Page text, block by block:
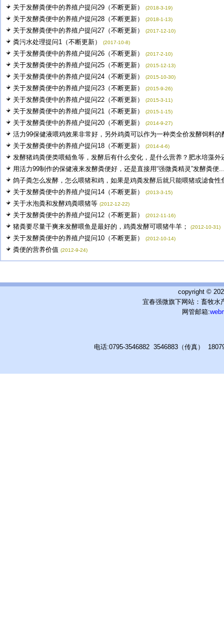
关于发酵粪便中的养殖户提问29（不断更新）
(2018-3-19)
关于发酵粪便中的养殖户提问28（不断更新） (2018-1-13)
关于发酵粪便中的养殖户提问27（不断更新） (2017-12-10)
粪污水处理提问1（不断更新） (2017-10-8)
关于发酵粪便中的养殖户提问26（不断更新） (2017-2-10)
关于发酵粪便中的养殖户提问25（不断更新） (2015-12-13)
关于发酵粪便中的养殖户提问24（不断更新） (2015-10-30)
关于发酵粪便中的养殖户提问23（不断更新） (2015-9-26)
关于发酵粪便中的养殖户提问22（不断更新） (2015-3-11)
关于发酵粪便中的养殖户提问21（不断更新） (2015-1-15)
关于发酵粪便中的养殖户提问20（不断更新） (2014-9-27)
活力99保健液喂鸡效果非常好，另外鸡粪可以作为一种类全价发酵饲料的
关于发酵粪便中的养殖户提问18（不断更新）
(2014-4-6)
发酵猪鸡粪便类喂鲢鱼等，发酵后有什么变化，是什么营养？肥水培藻外
用活力99制作的保健液来发酵粪便好，还是直接用“强微粪精灵”发酵粪便
鸽子粪怎么发酵，怎么喂猪和鸡，如果是鸡粪发酵后就只能喂猪或滤食性
关于发酵粪便中的养殖户提问14（不断更新）
(2013-3-15)
关于水泡粪和发酵鸡粪喂猪等 (2012-12-22)
关于发酵粪便中的养殖户提问12（不断更新） (2012-11-16)
猪粪要尽量干爽来发酵喂鱼是最好的，鸡粪发酵可喂猪牛羊； (2012-10-31)
关于发酵粪便中的养殖户提问10（不断更新） (2012-10-14)
粪便的营养价值 (2012-9-24)
copyright ©
宜春强微旗下网站：畜牧水
网管邮箱:
电话:0795-3546882 3546883（传真）